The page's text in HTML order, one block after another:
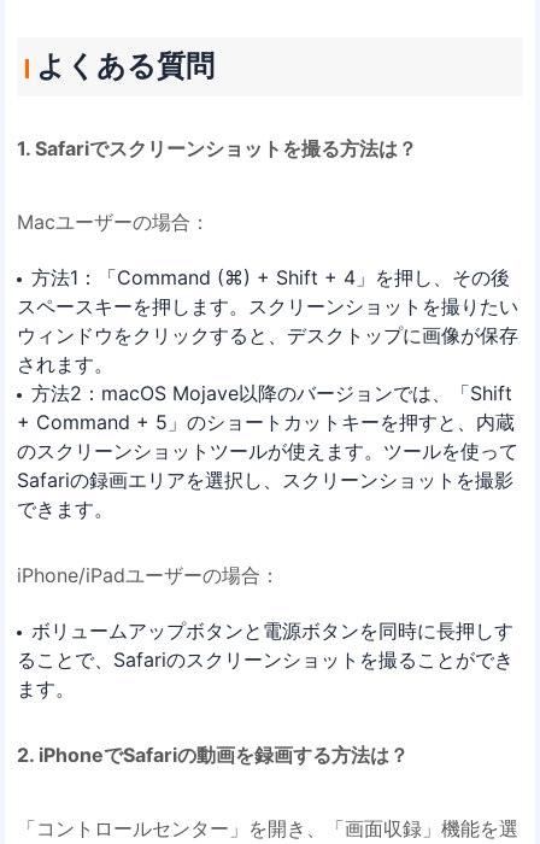
よくある質問
1. Safariでスクリーンショットを撮る方法は？
Macユーザーの場合：
方法1：「Command (⌘) + Shift + 4」を押し、その後
スペースキーを押します。スクリーンショットを撮りたい
ウィンドウをクリックすると、デスクトップに画像が保存
されます。
方法2：macOS Mojave以降のバージョンでは、「Shift
+ Command + 5」のショートカットキーを押すと、内蔵
のスクリーンショットツールが使えます。ツールを使って
Safariの録画エリアを選択し、スクリーンショットを撮影
できます。
iPhone/iPadユーザーの場合：
ボリュームアップボタンと電源ボタンを同時に長押しす
ることで、Safariのスクリーンショットを撮ることができ
ます。
2. iPhoneでSafariの動画を録画する方法は？
「コントロールセンター」を開き、「画面収録」機能を選